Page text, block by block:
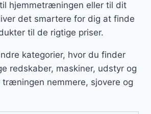
hjemmetræningen eller til dit
det smartere for dig at finde
til de rigtige priser.
kategorier, hvor du finder
redskaber, maskiner, udstyr og
nemmere, sjovere og